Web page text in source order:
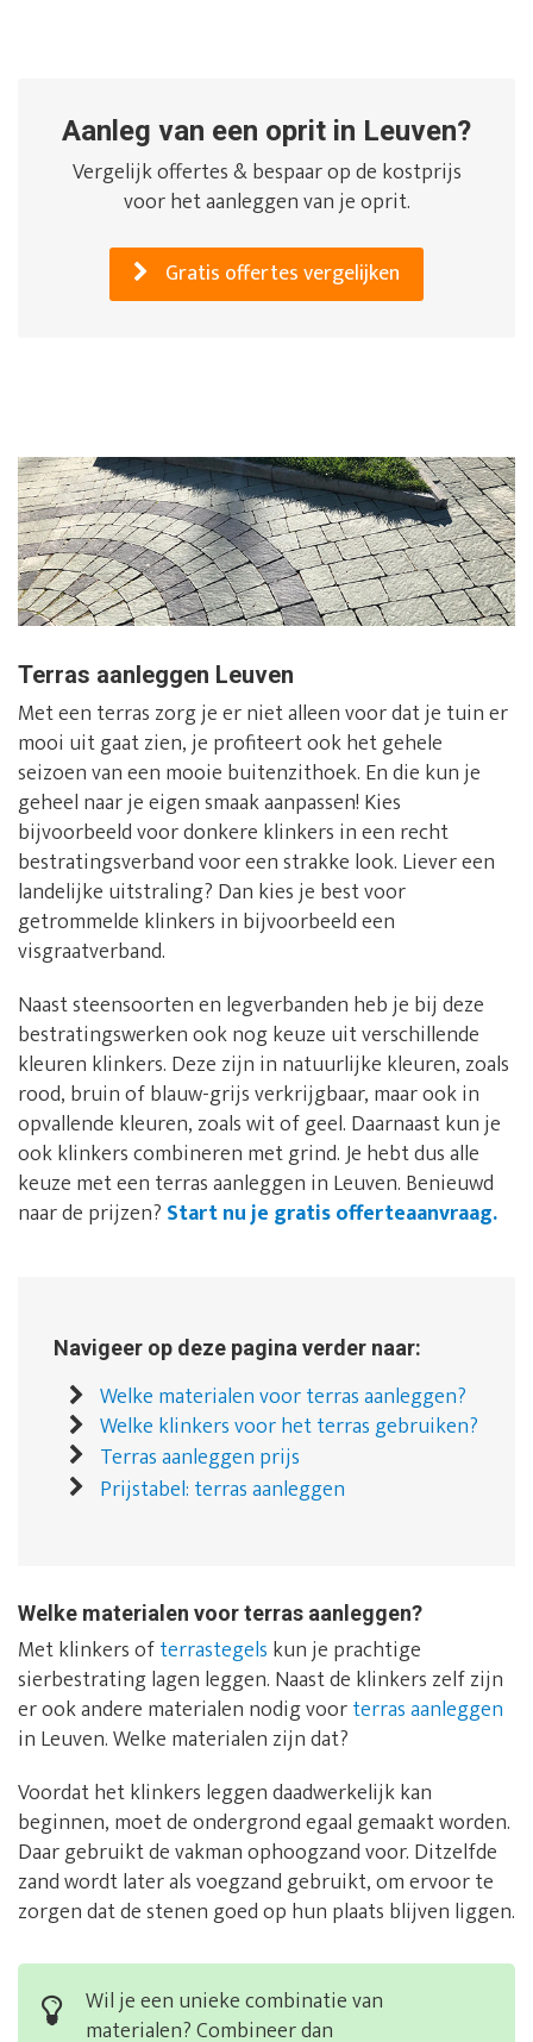
Aanleg van een oprit in Leuven?
Vergelijk offertes & bespaar op de kostprijs
voor het aanleggen van je oprit.
Gratis offertes vergelijken
Terras aanleggen Leuven
Met een terras zorg je er niet alleen voor dat je tuin er
mooi uit gaat zien, je profiteert ook het gehele
seizoen van een mooie buitenzithoek. En die kun je
geheel naar je eigen smaak aanpassen! Kies
bijvoorbeeld voor donkere klinkers in een recht
bestratingsverband voor een strakke look. Liever een
landelijke uitstraling? Dan kies je best voor
getrommelde klinkers in bijvoorbeeld een
visgraatverband.
Naast steensoorten en legverbanden heb je bij deze
bestratingswerken ook nog keuze uit verschillende
kleuren klinkers. Deze zijn in natuurlijke kleuren, zoals
rood, bruin of blauw-grijs verkrijgbaar, maar ook in
opvallende kleuren, zoals wit of geel. Daarnaast kun je
ook klinkers combineren met grind. Je hebt dus alle
keuze met een terras aanleggen in Leuven. Benieuwd
naar de prijzen? Start nu je gratis offerteaanvraag.
Navigeer op deze pagina verder naar:
Welke materialen voor terras aanleggen?
Welke klinkers voor het terras gebruiken?
Terras aanleggen prijs
Prijstabel: terras aanleggen
Welke materialen voor terras aanleggen?
Met klinkers ofterrastegels kun je prachtige
sierbestrating lagen leggen. Naast de klinkers zelf zijn
er ook andere materialen nodig voorterras aanleggen
in Leuven. Welke materialen zijn dat?
Voordat het klinkers leggen daadwerkelijk kan
beginnen, moet de ondergrond egaal gemaakt worden.
Daar gebruikt de vakman ophoogzand voor. Ditzelfde
zand wordt later als voegzand gebruikt, om ervoor te
zorgen dat de stenen goed op hun plaats blijven liggen.
Wil je een unieke combinatie van
materialen? Combineer dan